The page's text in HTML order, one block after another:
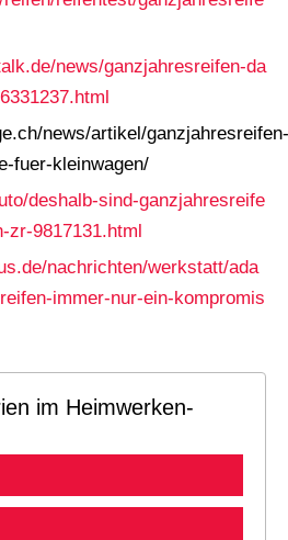
news/ganzjahresreifen-da
news/artikel/ganzjahresreifen-
fuer-kleinwagen/
deshalb-sind-ganzjahresreife
zr-9817131.html
nachrichten/werkstatt/ada
immer-nur-ein-kompromis
im Heimwerken-